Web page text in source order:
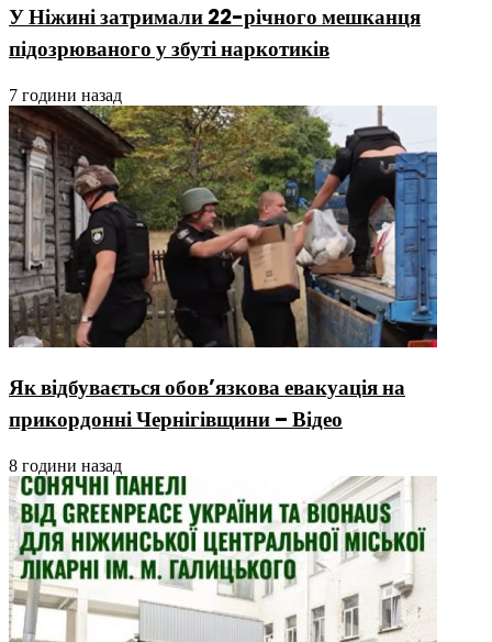
У Ніжині затримали 22-річного мешканця
підозрюваного у збуті наркотиків
7 години назад
Як відбувається обов’язкова евакуація на
прикордонні Чернігівщини – Відео
8 години назад